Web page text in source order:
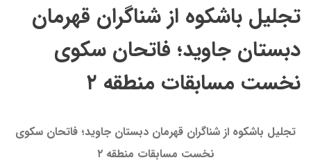
تجلیل باشکوه از شناگران قهرمان
دبستان جاوید؛ فاتحان سکوی
نخست مسابقات منطقه ۲
تجلیل باشکوه از شناگران قهرمان دبستان جاوید؛ فاتحان سکوی
نخست مسابقات منطقه ۲